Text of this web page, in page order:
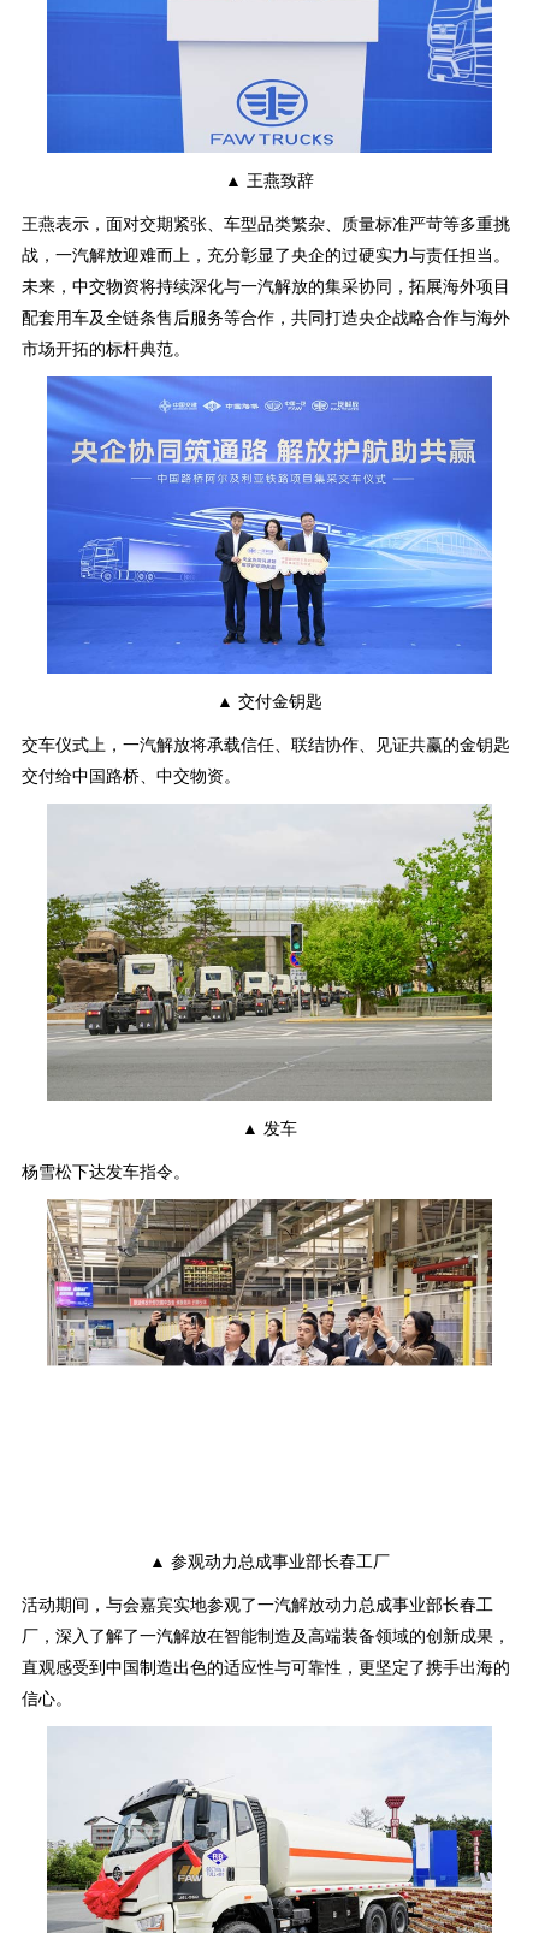
▲ 王燕致辞
王燕表示，面对交期紧张、车型品类繁杂、质量标准严苛等多重挑
战，一汽解放迎难而上，充分彰显了央企的过硬实力与责任担当。
未来，中交物资将持续深化与一汽解放的集采协同，拓展海外项目
配套用车及全链条售后服务等合作，共同打造央企战略合作与海外
市场开拓的标杆典范。
▲ 交付金钥匙
交车仪式上，一汽解放将承载信任、联结协作、见证共赢的金钥匙
交付给中国路桥、中交物资。
▲ 发车
杨雪松下达发车指令。
▲ 参观动力总成事业部长春工厂
活动期间，与会嘉宾实地参观了一汽解放动力总成事业部长春工
厂，深入了解了一汽解放在智能制造及高端装备领域的创新成果，
直观感受到中国制造出色的适应性与可靠性，更坚定了携手出海的
信心。